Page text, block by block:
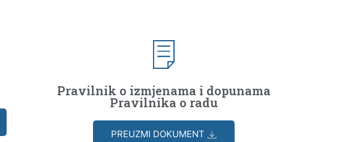
Pravilnik o izmjenama i dopunama
Pravilnika o radu
PREUZMI DOKUMENT